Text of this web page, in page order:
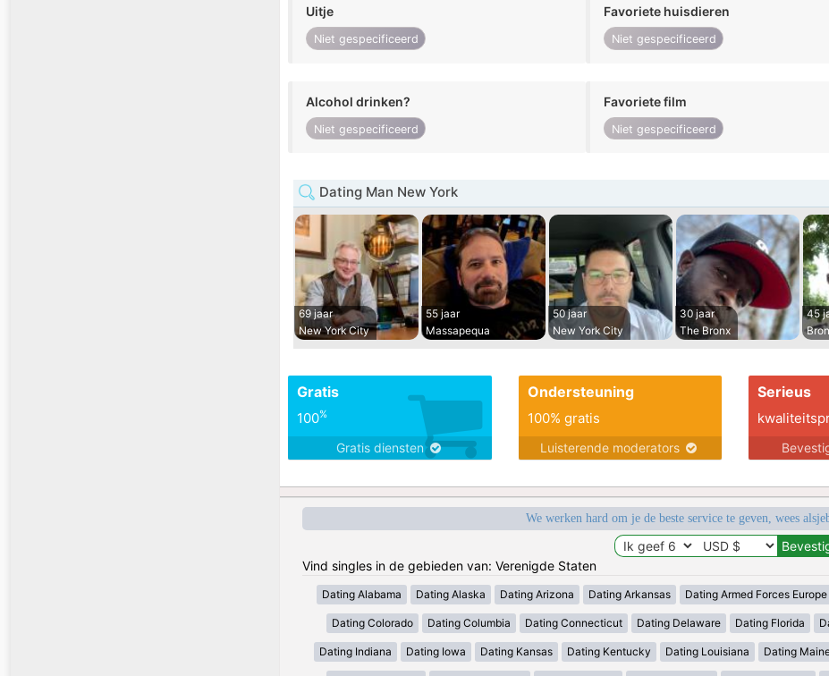
Uitje
Niet gespecificeerd
Favoriete huisdieren
Niet gespecificeerd
Alcohol drinken?
Niet gespecificeerd
Favoriete film
Niet gespecificeerd
Dating Man New York
69 jaar
New York City
55 jaar
Massapequa
50 jaar
New York City
30 jaar
The Bronx
45
Gratis
100%
Gratis diensten
Ondersteuning
100% gratis
Luisterende moderators
Serieus
We werken hard om je de beste service te geven, wees
Vind singles in de gebieden van: Verenigde Staten
Dating Alabama Dating Alaska Dating Arizona Dating Arkansas Dating Armed Forces Europe
Dating Colorado Dating Columbia Dating Connecticut Dating Delaware Dating Florida
Dating Indiana Dating Iowa Dating Kansas Dating Kentucky Dating Louisiana Dating